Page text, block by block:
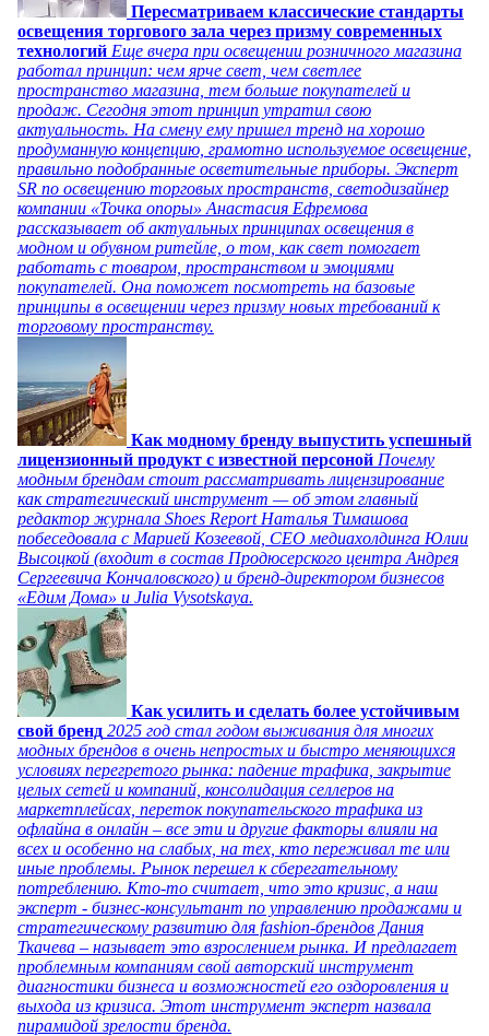
Пересматриваем классические стандарты
освещения торгового зала через призму современных
технологий Еще вчера при освещении розничного магазина
работал принцип: чем ярче свет, чем светлее
пространство магазина, тем больше покупателей и
продаж. Сегодня этот принцип утратил свою
актуальность. На смену ему пришел тренд на хорошо
продуманную концепцию, грамотно используемое освещение,
правильно подобранные осветительные приборы. Эксперт
SR по освещению торговых пространств, светодизайнер
компании «Точка опоры» Анастасия Ефремова
рассказывает об актуальных принципах освещения в
модном и обувном ритейле, о том, как свет помогает
работать с товаром, пространством и эмоциями
покупателей. Она поможет посмотреть на базовые
принципы в освещении через призму новых требований к
торговому пространству.
Как модному бренду выпустить успешный
лицензионный продукт с известной персоной Почему
модным брендам стоит рассматривать лицензирование
как стратегический инструмент — об этом главный
редактор журнала Shoes Report Наталья Тимашова
побеседовала с Марией Козеевой, СЕО медиахолдинга Юлии
Высоцкой (входит в состав Продюсерского центра Андрея
Сергеевича Кончаловского) и бренд-директором бизнесов
«Едим Дома» и Julia Vysotskaya.
Как усилить и сделать более устойчивым
свой бренд 2025 год стал годом выживания для многих
модных брендов в очень непростых и быстро меняющихся
условиях перегретого рынка: падение трафика, закрытие
целых сетей и компаний, консолидация селлеров на
маркетплейсах, переток покупательского трафика из
офлайна в онлайн – все эти и другие факторы влияли на
всех и особенно на слабых, на тех, кто переживал те или
иные проблемы. Рынок перешел к сберегательному
потреблению. Кто-то считает, что это кризис, а наш
эксперт - бизнес-консультант по управлению продажами и
стратегическому развитию для fashion-брендов Дания
Ткачева – называет это взрослением рынка. И предлагает
проблемным компаниям свой авторский инструмент
диагностики бизнеса и возможностей его оздоровления и
выхода из кризиса. Этот инструмент эксперт назвала
пирамидой зрелости бренда.